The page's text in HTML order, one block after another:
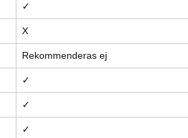
✓
X
Rekommenderas ej
✓
✓
✓